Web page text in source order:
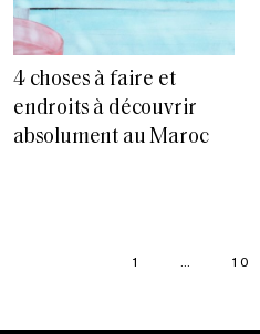
4 choses à faire et
endroits à découvrir
absolument au Maroc
1 … 10